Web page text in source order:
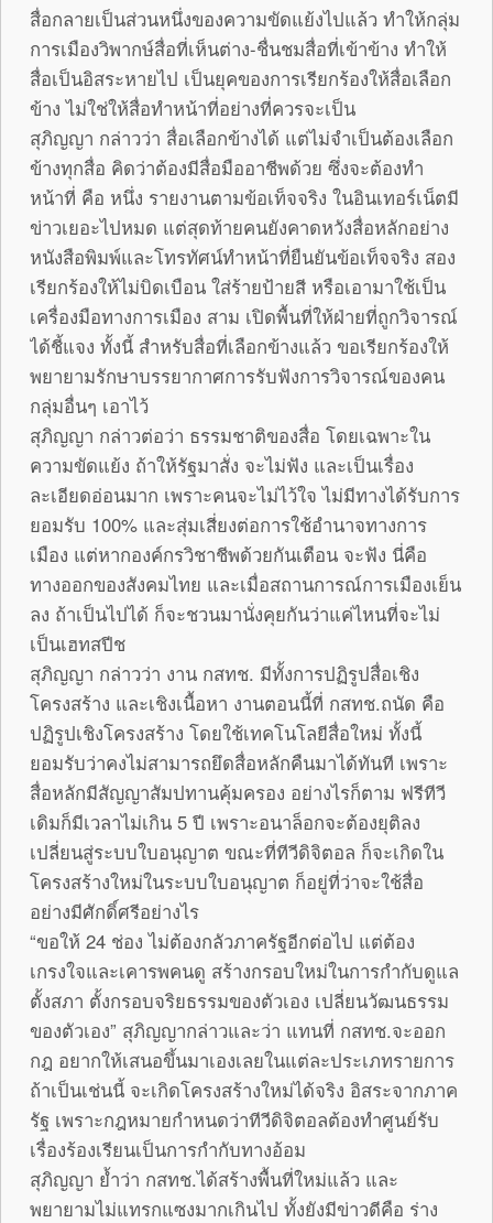
สื่อกลายเป็นส่วนหนึ่งของความขัดแย้งไปแล้ว ทำให้กลุ่ม
การเมืองวิพากษ์สื่อที่เห็นต่าง-ชื่นชมสื่อที่เข้าข้าง ทำให้
สื่อเป็นอิสระหายไป เป็นยุคของการเรียกร้องให้สื่อเลือก
ข้าง ไม่ใช่ให้สื่อทำหน้าที่อย่างที่ควรจะเป็น
สุภิญญา กล่าวว่า สื่อเลือกข้างได้ แต่ไม่จำเป็นต้องเลือก
ข้างทุกสื่อ คิดว่าต้องมีสื่อมืออาชีพด้วย ซึ่งจะต้องทำ
หน้าที่ คือ หนึ่ง รายงานตามข้อเท็จจริง ในอินเทอร์เน็ตมี
ข่าวเยอะไปหมด แต่สุดท้ายคนยังคาดหวังสื่อหลักอย่าง
หนังสือพิมพ์และโทรทัศน์ทำหน้าที่ยืนยันข้อเท็จจริง สอง
เรียกร้องให้ไม่บิดเบือน ใส่ร้ายป้ายสี หรือเอามาใช้เป็น
เครื่องมือทางการเมือง สาม เปิดพื้นที่ให้ฝ่ายที่ถูกวิจารณ์
ได้ชี้แจง ทั้งนี้ สำหรับสื่อที่เลือกข้างแล้ว ขอเรียกร้องให้
พยายามรักษาบรรยากาศการรับฟังการวิจารณ์ของคน
กลุ่มอื่นๆ เอาไว้
สุภิญญา กล่าวต่อว่า ธรรมชาติของสื่อ โดยเฉพาะใน
ความขัดแย้ง ถ้าให้รัฐมาสั่ง จะไม่ฟัง และเป็นเรื่อง
ละเอียดอ่อนมาก เพราะคนจะไม่ไว้ใจ ไม่มีทางได้รับการ
ยอมรับ 100% และสุ่มเสี่ยงต่อการใช้อำนาจทางการ
เมือง แต่หากองค์กรวิชาชีพด้วยกันเตือน จะฟัง นี่คือ
ทางออกของสังคมไทย และเมื่อสถานการณ์การเมืองเย็น
ลง ถ้าเป็นไปได้ ก็จะชวนมานั่งคุยกันว่าแค่ไหนที่จะไม่
เป็นเฮทสปีช
สุภิญญา กล่าวว่า งาน กสทช. มีทั้งการปฏิรูปสื่อเชิง
โครงสร้าง และเชิงเนื้อหา งานตอนนี้ที่ กสทช.ถนัด คือ
ปฏิรูปเชิงโครงสร้าง โดยใช้เทคโนโลยีสื่อใหม่ ทั้งนี้
ยอมรับว่าคงไม่สามารถยึดสื่อหลักคืนมาได้ทันที เพราะ
สื่อหลักมีสัญญาสัมปทานคุ้มครอง อย่างไรก็ตาม ฟรีทีวี
เดิมก็มีเวลาไม่เกิน 5 ปี เพราะอนาล็อกจะต้องยุติลง
เปลี่ยนสู่ระบบใบอนุญาต ขณะที่ทีวีดิจิตอล ก็จะเกิดใน
โครงสร้างใหม่ในระบบใบอนุญาต ก็อยู่ที่ว่าจะใช้สื่อ
อย่างมีศักดิ์ศรีอย่างไร
“ขอให้ 24 ช่อง ไม่ต้องกลัวภาครัฐอีกต่อไป แต่ต้อง
เกรงใจและเคารพคนดู สร้างกรอบใหม่ในการกำกับดูแล
ตั้งสภา ตั้งกรอบจริยธรรมของตัวเอง เปลี่ยนวัฒนธรรม
ของตัวเอง” สุภิญญากล่าวและว่า แทนที่ กสทช.จะออก
กฎ อยากให้เสนอขึ้นมาเองเลยในแต่ละประเภทรายการ
ถ้าเป็นเช่นนี้ จะเกิดโครงสร้างใหม่ได้จริง อิสระจากภาค
รัฐ เพราะกฎหมายกำหนดว่าทีวีดิจิตอลต้องทำศูนย์รับ
เรื่องร้องเรียนเป็นการกำกับทางอ้อม
สุภิญญา ย้ำว่า กสทช.ได้สร้างพื้นที่ใหม่แล้ว และ
พยายามไม่แทรกแซงมากเกินไป ทั้งยังมีข่าวดีคือ ร่าง